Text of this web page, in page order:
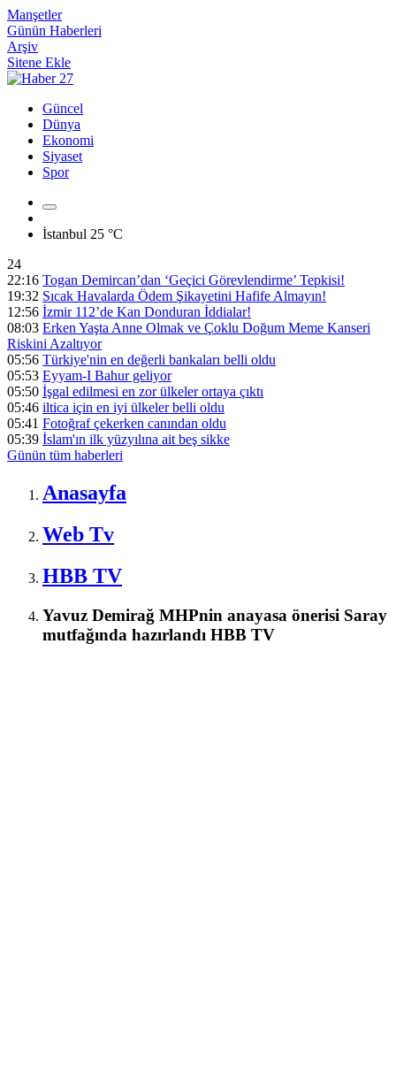
Manşetler
Günün Haberleri
Arşiv
Sitene Ekle
Güncel
Dünya
Ekonomi
Siyaset
Spor
İstanbul 25 °C
24
22:16 Togan Demircan’dan ‘Geçici Görevlendirme’ Tepkisi!
19:32 Sıcak Havalarda Ödem Şikayetini Hafife Almayın!
12:56 İzmir 112’de Kan Donduran İddialar!
08:03 Erken Yaşta Anne Olmak ve Çoklu Doğum Meme Kanseri
Riskini Azaltıyor
05:56 Türkiye'nin en değerli bankaları belli oldu
05:53 Eyyam-I Bahur geliyor
05:50 İşgal edilmesi en zor ülkeler ortaya çıktı
05:46 iltica için en iyi ülkeler belli oldu
05:41 Fotoğraf çekerken canından oldu
05:39 İslam'ın ilk yüzyılına ait beş sikke
Günün tüm haberleri
Anasayfa
Web Tv
HBB TV
Yavuz Demirağ MHPnin anayasa önerisi Saray
mutfağında hazırlandı HBB TV